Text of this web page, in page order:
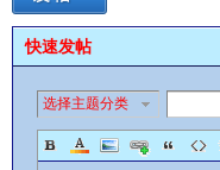
快速发帖
选择主题分类